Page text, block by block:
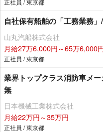
自社保有船舶の「工務業務
山丸汽船株式会社
月給27万6,000円～65万6,000
正社員 / 東京都
業界トップクラス消防車メ
無
日本機械工業株式会社
月給22万円～35万円
正社員 / 東京都